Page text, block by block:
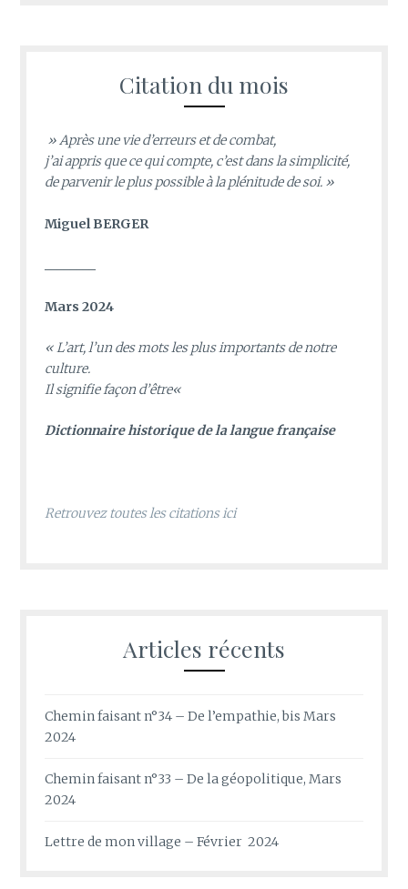
Citation du mois
» Après une vie d’erreurs et de combat,
j’ai appris que ce qui compte, c’est dans la simplicité,
de parvenir le plus possible à la plénitude de soi. »
Miguel BERGER
Mars 2024
«L’art, l’un des mots les plus importants de notre
culture.
Il signifie façon d’être«
Dictionnaire historique de la langue française
Retrouvez toutes les citations ici
Articles récents
Chemin faisant n°34 – De l’empathie, bis Mars
2024
Chemin faisant n°33 – De la géopolitique, Mars
2024
Lettre de mon village – Février 2024